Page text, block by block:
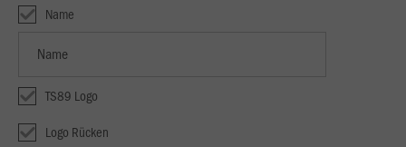
Name
TS89 Logo
Logo Rücken